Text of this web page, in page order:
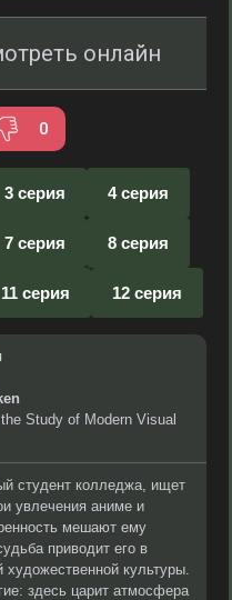
онлайн
0
3 серия 4 серия
7 серия 8 серия
11 серия 12 серия
Study of Modern Visual
студент колледжа, ищет
увлечения аниме и
мешают ему
приводит его в
культуры.
здесь царит атмосфера